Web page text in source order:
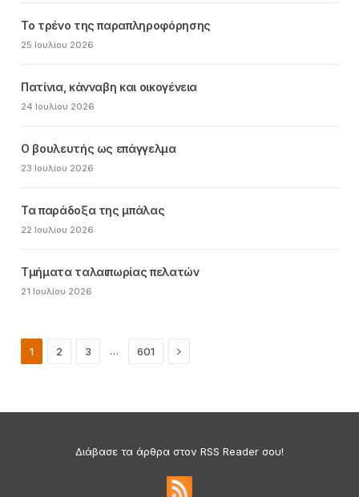
Το τρένο της παραπληροφόρησης
25 Ιουλίου 2026
Πατίνια, κάνναβη και οικογένεια
24 Ιουλίου 2026
Ο βουλευτής ως επάγγελμα
23 Ιουλίου 2026
Τα παράδοξα της μπάλας
22 Ιουλίου 2026
Τμήματα ταλαιπωρίας πελατών
21 Ιουλίου 2026
1 2 3 … 601 Next
Διάβασε τα άρθρα στον RSS Reader σου!